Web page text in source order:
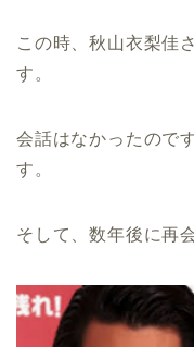
この時、秋山衣梨佳
す。
会話はなかったので
す。
そして、数年後に再会